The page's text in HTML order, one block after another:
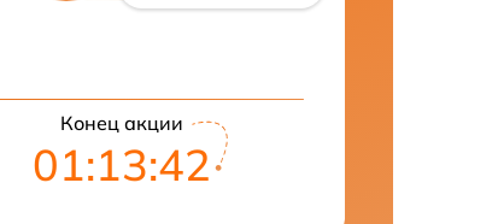
Конец акции
01:13:41